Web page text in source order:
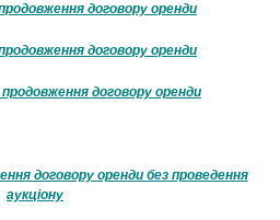
договору оренди
договору оренди
договору оренди
договору оренди без проведення
аукціону